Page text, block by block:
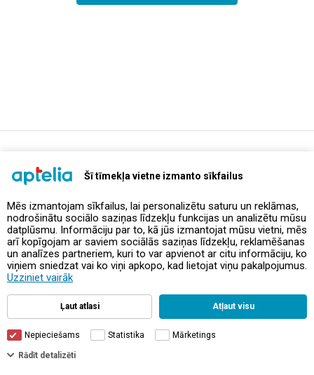
Šī tīmekļa vietne izmanto sīkfailus
Mēs izmantojam sīkfailus, lai personalizētu saturu un reklāmas,
nodrošinātu sociālo saziņas līdzekļu funkcijas un analizētu mūsu
datplūsmu. Informāciju par to, kā jūs izmantojat mūsu vietni, mēs
arī kopīgojam ar saviem sociālās saziņas līdzekļu, reklamēšanas
un analīzes partneriem, kuri to var apvienot ar citu informāciju, ko
viņiem sniedzat vai ko viņi apkopo, kad lietojat viņu pakalpojumus.
Uzziniet vairāk
Ļaut atlasi Atļaut visu
Nepieciešams Statistika Mārketings
Rādīt detalizēti
Предложения и акции
Контакты